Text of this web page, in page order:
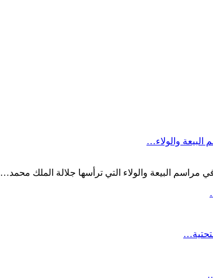
والولاء…
البيعة والولاء التي ترأسها جلالة الملك محمد…